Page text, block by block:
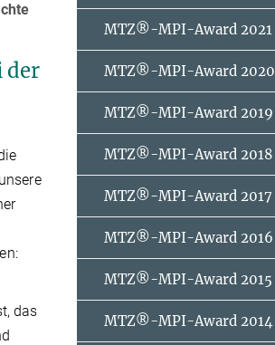
der
das
MTZ®-MPI-Award 2021
MTZ®-MPI-Award 2020
MTZ®-MPI-Award 2019
MTZ®-MPI-Award 2018
MTZ®-MPI-Award 2017
MTZ®-MPI-Award 2016
MTZ®-MPI-Award 2015
MTZ®-MPI-Award 2014